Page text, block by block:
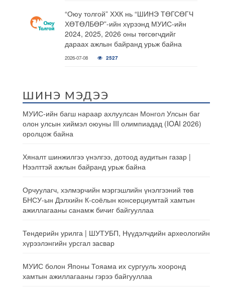
“Оюу толгой” ХХК нь “ШИНЭ ТӨГСӨГЧ
ХӨТӨЛБӨР”-ийн хүрээнд МУИС-ийн
2024, 2025, 2026 оны төгсөгчдийг
дараах ажлын байранд урьж байна
2026-07-08 2527
ШИНЭ МЭДЭЭ
МУИС-ийн багш нараар ахлуулсан Монгол Улсын баг
олон улсын хиймэл оюуны III олимпиадад (IOAI 2026)
оролцож байна
Хяналт шинжилгээ үнэлгээ, дотоод аудитын газар |
Нээлттэй ажлын байранд урьж байна
Орчуулагч, хэлмэрчийн мэргэшлийн үнэлгээний төв
БНСУ-ын Дэлхийн К-соёлын консерциумтай хамтын
ажиллагааны санамж бичиг байгууллаа
Тендерийн урилга | ШУТУБП, Нүүдэлчдийн археологийн
хүрээлэнгийн урсгал засвар
МУИС болон Японы Тояама их сургууль хооронд
хамтын ажиллагааны гэрээ байгууллаа